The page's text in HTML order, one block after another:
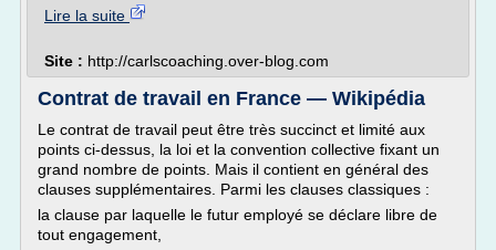
Lire la suite
Site : http://carlscoaching.over-blog.com
Contrat de travail en France — Wikipédia
Le contrat de travail peut être très succinct et limité aux
points ci-dessus, la loi et la convention collective fixant un
grand nombre de points. Mais il contient en général des
clauses supplémentaires. Parmi les clauses classiques :
la clause par laquelle le futur employé se déclare libre de
tout engagement,